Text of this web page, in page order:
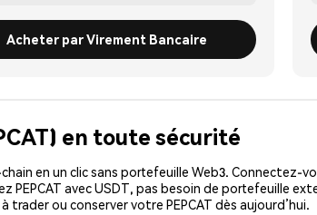
Acheter par Virement Bancaire
en toute sécurité
en un clic sans portefeuille Web3. Connectez-
PEPCAT avec USDT, pas besoin de portefeuille
trader ou conserver votre PEPCAT dès aujourd’hui.